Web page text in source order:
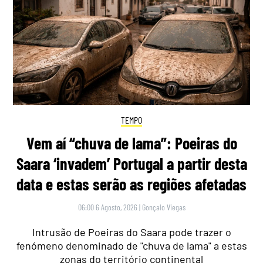
TEMPO
Vem aí “chuva de lama”: Poeiras do
Saara ‘invadem’ Portugal a partir desta
data e estas serão as regiões afetadas
06:00 6 Agosto, 2026 | Gonçalo Viegas
Intrusão de Poeiras do Saara pode trazer o
fenómeno denominado de "chuva de lama" a estas
zonas do território continental